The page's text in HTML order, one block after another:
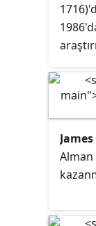
on
en
kabul